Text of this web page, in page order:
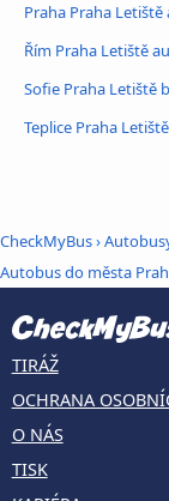
Praha Praha
Řím Praha Letiště
Sofie Praha Letiště
Teplice Praha
CheckMyBus›
Autobus do města
TIRÁŽ
OCHRANA
O NÁS
TISK